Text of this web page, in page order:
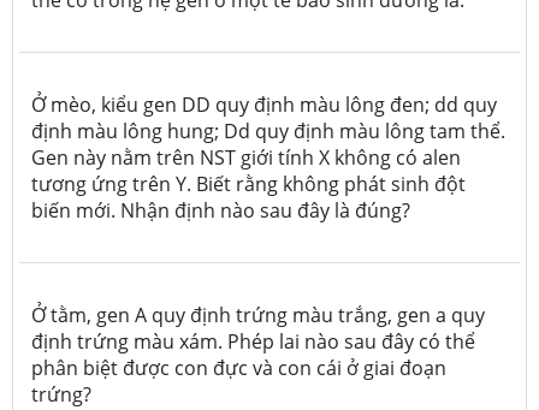
Ở mèo, kiểu gen DD quy định màu lông đen; dd quy
định màu lông hung; Dd quy định màu lông tam thể.
Gen này nằm trên NST giới tính X không có alen
tương ứng trên Y. Biết rằng không phát sinh đột
biến mới. Nhận định nào sau đây là đúng?
Ở tằm, gen A quy định trứng màu trắng, gen a quy
định trứng màu xám. Phép lai nào sau đây có thể
phân biệt được con đực và con cái ở giai đoạn
trứng?